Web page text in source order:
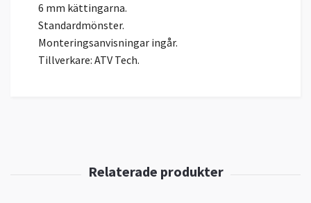
6 mm kättingarna.
Standardmönster.
Monteringsanvisningar ingår.
Tillverkare: ATV Tech.